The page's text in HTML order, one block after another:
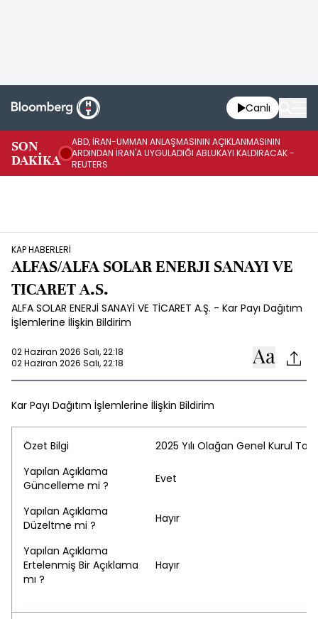
Canlı
SON
DAKİKA
ABD, İRAN-UMMAN ANLAŞMASININ AÇIKLANMASININ
ARDINDAN İRAN'A UYGULADIĞI ABLUKAYI KALDIRACAK -
REUTERS
KAP HABERLERİ
ALFAS/ALFA SOLAR ENERJI SANAYI VE
TICARET A.S.
ALFA SOLAR ENERJİ SANAYİ VE TİCARET A.Ş. - Kar Payı Dağıtım
İşlemlerine İlişkin Bildirim
02 Haziran 2026 Salı, 22:18
02 Haziran 2026 Salı, 22:18
Kar Payı Dağıtım İşlemlerine İlişkin Bildirim
Özet Bilgi
2025 Yılı Olağan Genel Kurul
Yapılan Açıklama
Güncelleme mi ?
Evet
Yapılan Açıklama
Düzeltme mi ?
Hayır
Yapılan Açıklama
Ertelenmiş Bir Açıklama
mı ?
Hayır